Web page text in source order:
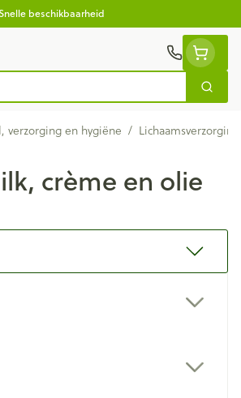
beschikbaarheid
Zoek
verzorging en hygiëne / Lichaamsverzorging
crème en olie